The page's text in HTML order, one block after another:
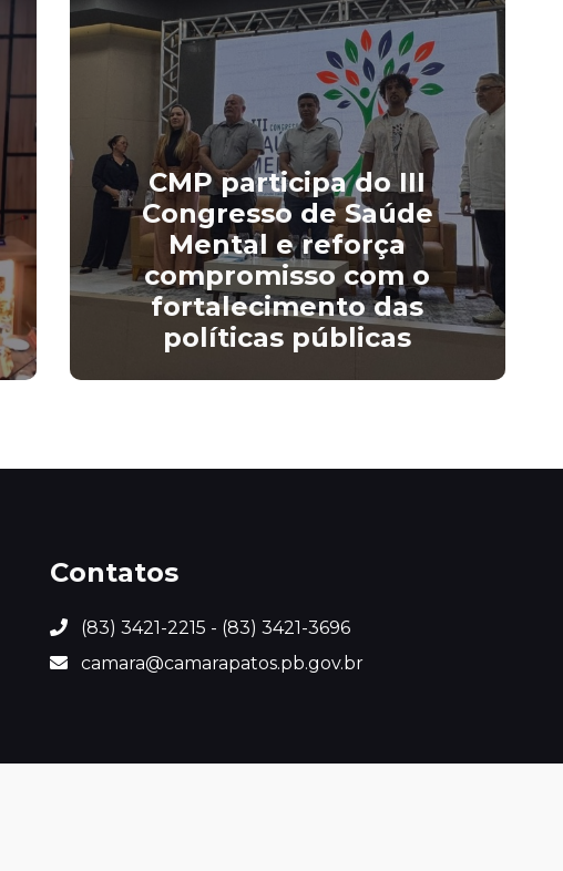
CMP participa do III
Congresso de Saúde
Mental e reforça
compromisso com o
fortalecimento das
políticas públicas
Contatos
(83) 3421-2215 - (83) 3421-3696
camara@camarapatos.pb.gov.br